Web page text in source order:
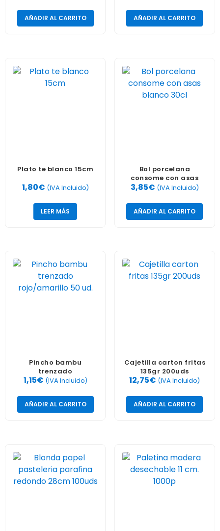
AÑADIR AL CARRITO AÑADIR AL CARRITO
Plato te blanco 15cm
1,80€ (IVA Incluido)
LEER MÁS
Bol porcelana
consome con asas
blanco 30cl
3,85€ (IVA Incluido)
AÑADIR AL CARRITO
Pincho bambu
trenzado
rojo/amarillo 50 ud.
1,15€ (IVA Incluido)
AÑADIR AL CARRITO
Cajetilla carton fritas
135gr 200uds
12,75€ (IVA Incluido)
AÑADIR AL CARRITO